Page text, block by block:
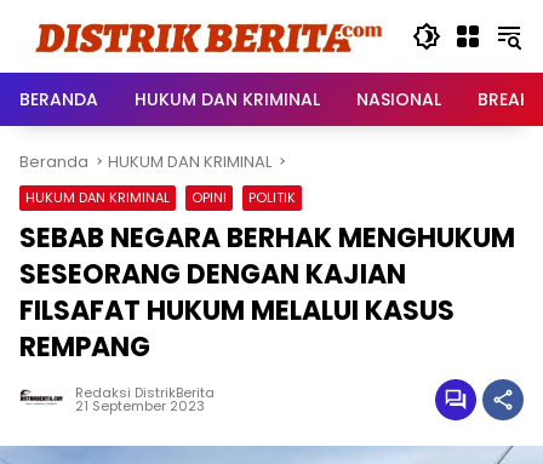
BERANDA
HUKUM DAN KRIMINAL NASIONAL
Beranda HUKUM DAN KRIMINAL
HUKUM DAN KRIMINAL OPINI POLITIK
SEBAB NEGARA BERHAK MENGHUKUM
SESEORANG DENGAN KAJIAN
FILSAFAT HUKUM MELALUI KASUS
REMPANG
Redaksi DistrikBerita
21 September 2023